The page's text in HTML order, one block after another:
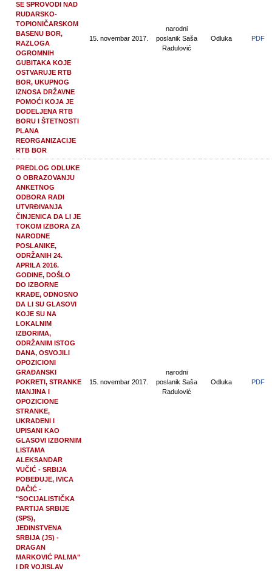
SE SPROVODI NAD
RUDARSKO-
TOPIONIČARSKOM
BASENU BOR,
RAZLOGA
OGROMNIH
GUBITAKA KOJE
OSTVARUJE RTB
BOR, UKUPNOG
IZNOSA DRŽAVNE
POMOĆI KOJA JE
DODELJENA RTB
BORU I ŠTETNOSTI
PLANA
REORGANIZACIJE
RTB BOR
15. novembar 2017.
narodni
poslanik Saša
Radulović
Odluka PDF
PREDLOG ODLUKE
O OBRAZOVANJU
ANKETNOG
ODBORA RADI
UTVRĐIVANJA
ČINJENICA DA LI JE
TOKOM IZBORA ZA
NARODNE
POSLANIKE,
ODRŽANIH 24.
APRILA 2016.
GODINE, DOŠLO
DO IZBORNE
KRAĐE, ODNOSNO
DA LI SU GLASOVI
KOJE SU NA
LOKALNIM
IZBORIMA,
ODRŽANIM ISTOG
DANA, OSVOJILI
OPOZICIONI
GRAĐANSKI
POKRETI, STRANKE
MANJINA I
OPOZICIONE
STRANKE,
UKRADENI I
UPISANI KAO
GLASOVI IZBORNIM
LISTAMA
ALEKSANDAR
VUČIĆ - SRBIJA
POBEĐUJE, IVICA
DAČIĆ -
"SOCIJALISTIČKA
PARTIJA SRBIJE
(SPS),
JEDINSTVENA
SRBIJA (JS) -
DRAGAN
MARKOVIĆ PALMA"
I DR VOJISLAV
15. novembar 2017.
narodni
poslanik Saša
Radulović
Odluka PDF